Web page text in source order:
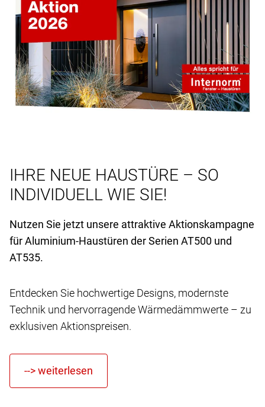
IHRE NEUE HAUSTÜRE – SO
INDIVIDUELL WIE SIE!
Nutzen Sie jetzt unsere attraktive Aktionskampagne
für Aluminium-Haustüren der Serien AT500 und
AT535.
Entdecken Sie hochwertige Designs, modernste
Technik und hervorragende Wärmedämmwerte – zu
exklusiven Aktionspreisen.